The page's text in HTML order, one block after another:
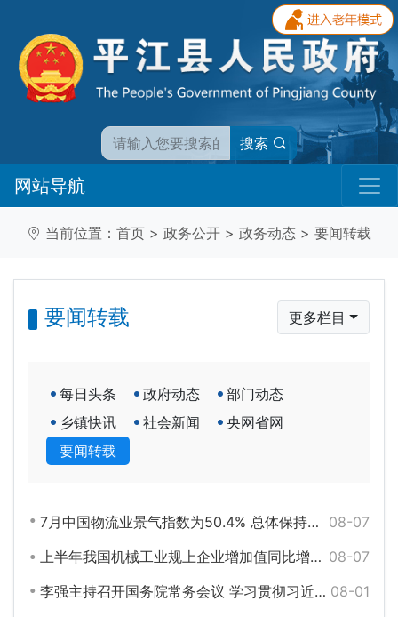
搜索
网站导航
当前位置： 首页 > 政务公开 > 政务动态 > 要闻转载
要闻转载 更多栏目
每日头条 政府动态
部门动态
乡镇快讯
社会新闻
央网省网
要闻转载
08-07
7月中国物流业景气指数为50.4% 总体保持扩张
08-07
上半年我国机械工业规上企业增加值同比增长6.4%
08-01
李强主持召开国务院常务会议 学习贯彻习近平总书记关于上半年经济形势和做好下半年经济工作的重要讲话精神